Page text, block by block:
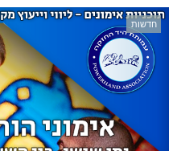
חדשות